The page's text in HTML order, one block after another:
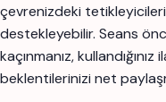
çevrenizdeki
destekleyebilir. Seans
kaçınmanız,
beklentilerinizi net